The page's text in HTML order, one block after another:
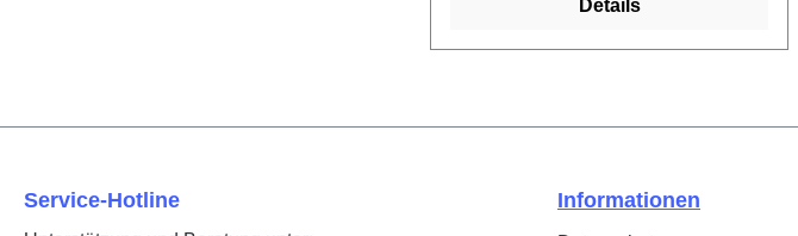
Details
Service-Hotline Informationen